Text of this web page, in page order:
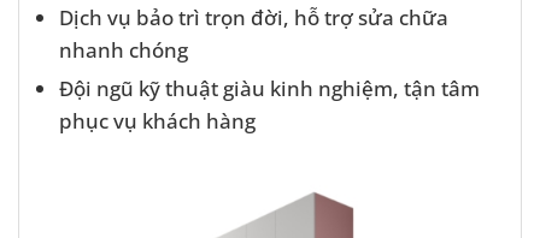
Dịch vụ bảo trì trọn đời, hỗ trợ sửa chữa
nhanh chóng
Đội ngũ kỹ thuật giàu kinh nghiệm, tận tâm
phục vụ khách hàng